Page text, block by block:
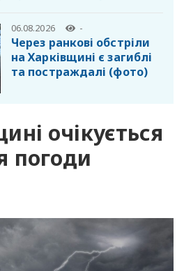
06.08.2026 -
Через ранкові обстріли
на Харківщині є загиблі
та постраждалі (фото)
очікується
погоди